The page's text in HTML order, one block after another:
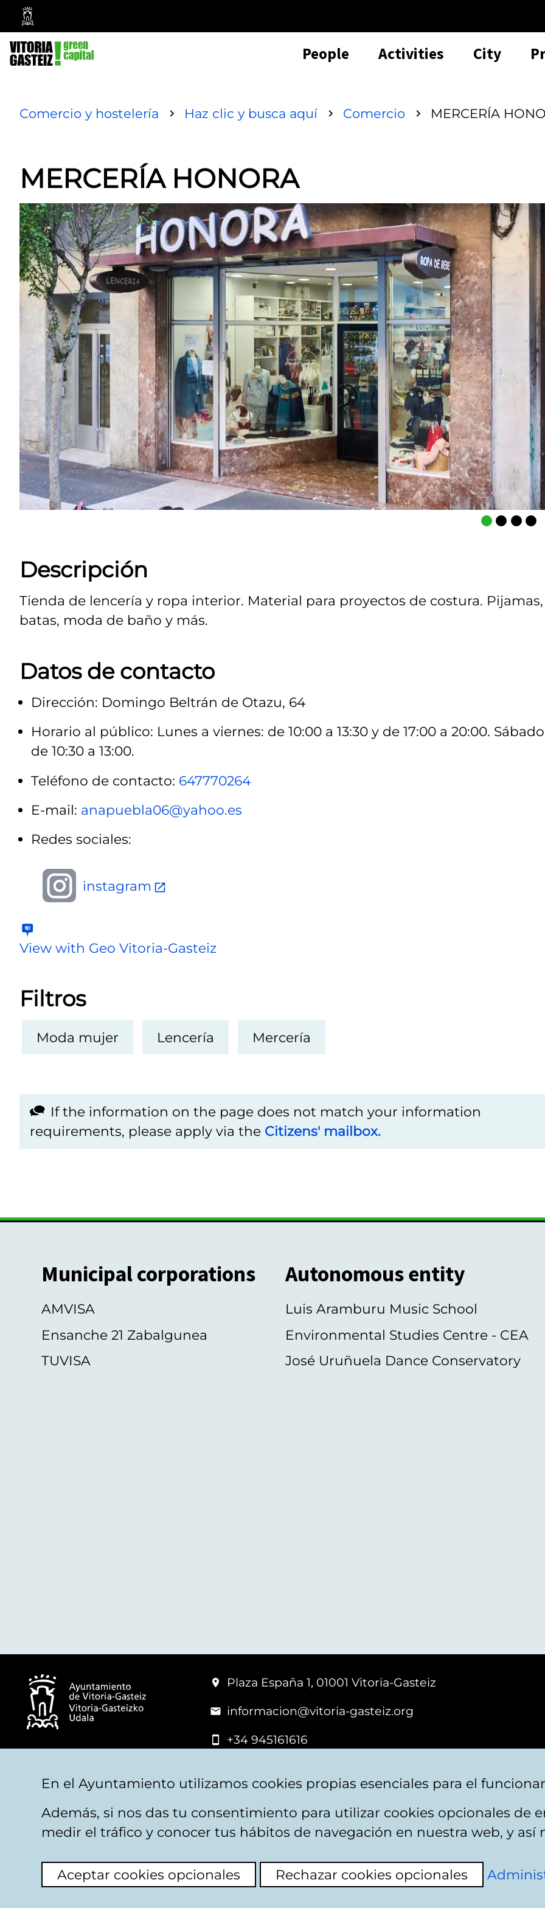
Vitoria-
Gasteiz
City
Council
People Activities City
Comercio y hostelería Haz clic y busca aquí Comercio MERCERÍA
MERCERÍA HONORA
Descripción
Tienda de lencería y ropa interior. Material para proyectos de costura. Pijamas,
batas, moda de baño y más.
Datos de contacto
Dirección: Domingo Beltrán de Otazu, 64
Horario al público: Lunes a viernes: de 10:00 a 13:30 y de 17:00 a 20:00.
de 10:30 a 13:00.
Teléfono de contacto: 647770264
E-mail: anapuebla06@yahoo.es
Redes sociales:
instagram
View with Geo Vitoria-Gasteiz
Filtros
Moda mujer Lencería Mercería
If the information on the page does not match your information
requirements, please apply via the Citizens' mailbox.
Municipal corporations
AMVISA
Ensanche 21 Zabalgunea
TUVISA
Autonomous entity
Luis Aramburu Music School
Environmental Studies Centre - CEA
José Uruñuela Dance Conservatory
Plaza España 1, 01001 Vitoria-Gasteiz
informacion@vitoria-gasteiz.org
+34 945161616
Legal warning Privacy Politica de cookies Website map Accessibility Contact
En el Ayuntamiento utilizamos cookies propias esenciales para el
Además, si nos das tu consentimiento para utilizar cookies opcionales de
medir el tráfico y conocer tus hábitos de navegación en nuestra web, y así
Aceptar cookies opcionales Rechazar cookies opcionales